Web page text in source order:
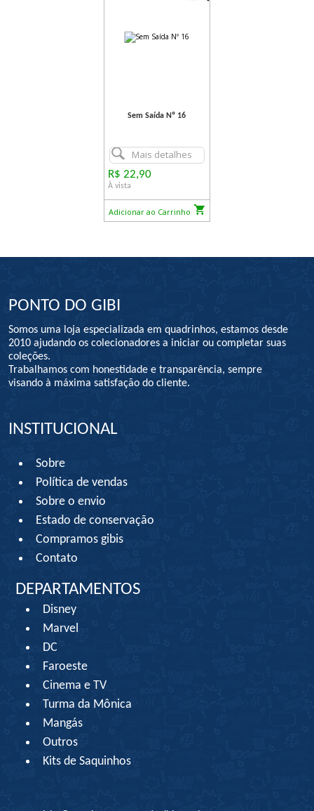
Sem Saída Nº 16
Mais detalhes
R$ 22,90
À vista
Adicionar ao Carrinho
PONTO DO GIBI
Somos uma loja especializada em quadrinhos, estamos desde
2010 ajudando os colecionadores a iniciar ou completar suas
coleções.
Trabalhamos com honestidade e transparência, sempre
visando à máxima satisfação do cliente.
INSTITUCIONAL
Sobre
Política de vendas
Sobre o envio
Estado de conservação
Compramos gibis
Contato
DEPARTAMENTOS
Disney
Marvel
DC
Faroeste
Cinema e TV
Turma da Mônica
Mangás
Outros
Kits de Saquinhos